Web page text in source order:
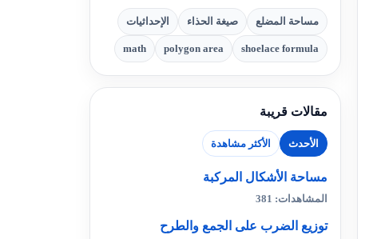
مساحة المضلع صيغة الحذاء الإحداثيات
shoelace formula
polygon area
math
مقالات قريبة
الأحدث الأكثر مشاهدة
مساحة الأشكال المركبة
المشاهدات: 381
توزيع الضرب على الجمع والطرح